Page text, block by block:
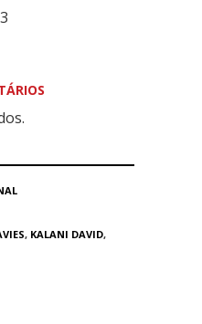
, KALANI DAVID,